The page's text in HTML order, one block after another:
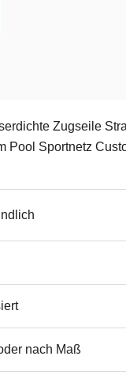
Zugseile
Pool Sportnetz
nach Maß